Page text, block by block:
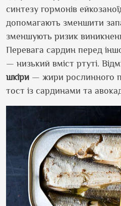
синтезу гормонів
допомагають зменшити
зменшують ризик
Перевага сардин перед
— низький вміст ртуті.
шкіри — жири рослинного
тост із сардинами та